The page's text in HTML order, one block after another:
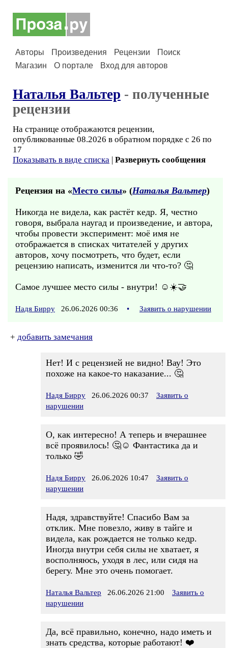
Авторы Произведения Рецензии
Поиск
Магазин
О портале Вход для авторов
Наталья Вальтер - полученные
рецензии
На странице отображаются рецензии,
опубликованные 08.2026 в обратном порядке с 26 по
17
Показывать в виде списка | Развернуть сообщения
Рецензия на «Место силы» (Наталья Вальтер)
Никогда не видела, как растёт кедр. Я, честно
говоря, выбрала наугад и произведение, и автора,
чтобы провести эксперимент: моё имя не
отображается в списках читателей у других
авторов, хочу посмотреть, что будет, если
рецензию написать, изменится ли что-то? 🤔
Самое лучшее место силы - внутри! ☺️☀️🤝
Надя Бирру 26.06.2026 00:36 • Заявить о нарушении
+ добавить замечания
Нет! И с рецензией не видно! Вау! Это
похоже на какое-то наказание... 🤔
Надя Бирру 26.06.2026 00:37
Заявить о
нарушении
О, как интересно! А теперь и вчерашнее
всё проявилось! 🤔☺️ Фантастика да и
только 🤣
Надя Бирру 26.06.2026 10:47
Заявить о
нарушении
Надя, здравствуйте! Спасибо Вам за
отклик. Мне повезло, живу в тайге и
видела, как рождается не только кедр.
Иногда внутри себя силы не хватает, я
восполняюсь, уходя в лес, или сидя на
берегу. Мне это очень помогает.
Наталья Вальтер 26.06.2026 21:00
Заявить о
нарушении
Да, всё правильно, конечно, надо иметь и
знать средства, которые работают! ❤️